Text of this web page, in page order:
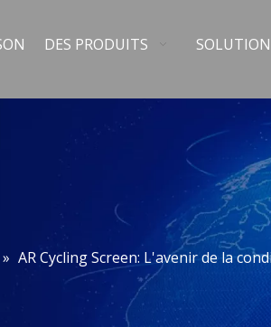
DES PRODUITS SOLUTION
» AR Cycling Screen: L'avenir de la